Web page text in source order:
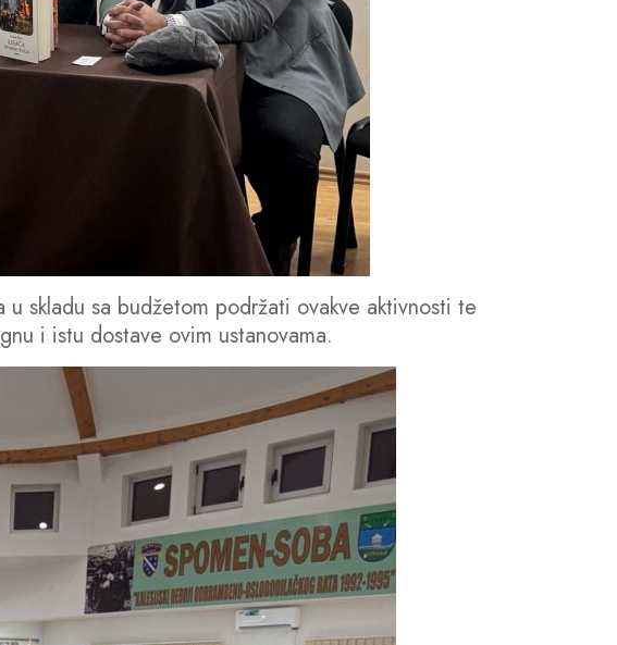
skladu sa budžetom podržati ovakve aktivnosti te
i istu dostave ovim ustanovama.